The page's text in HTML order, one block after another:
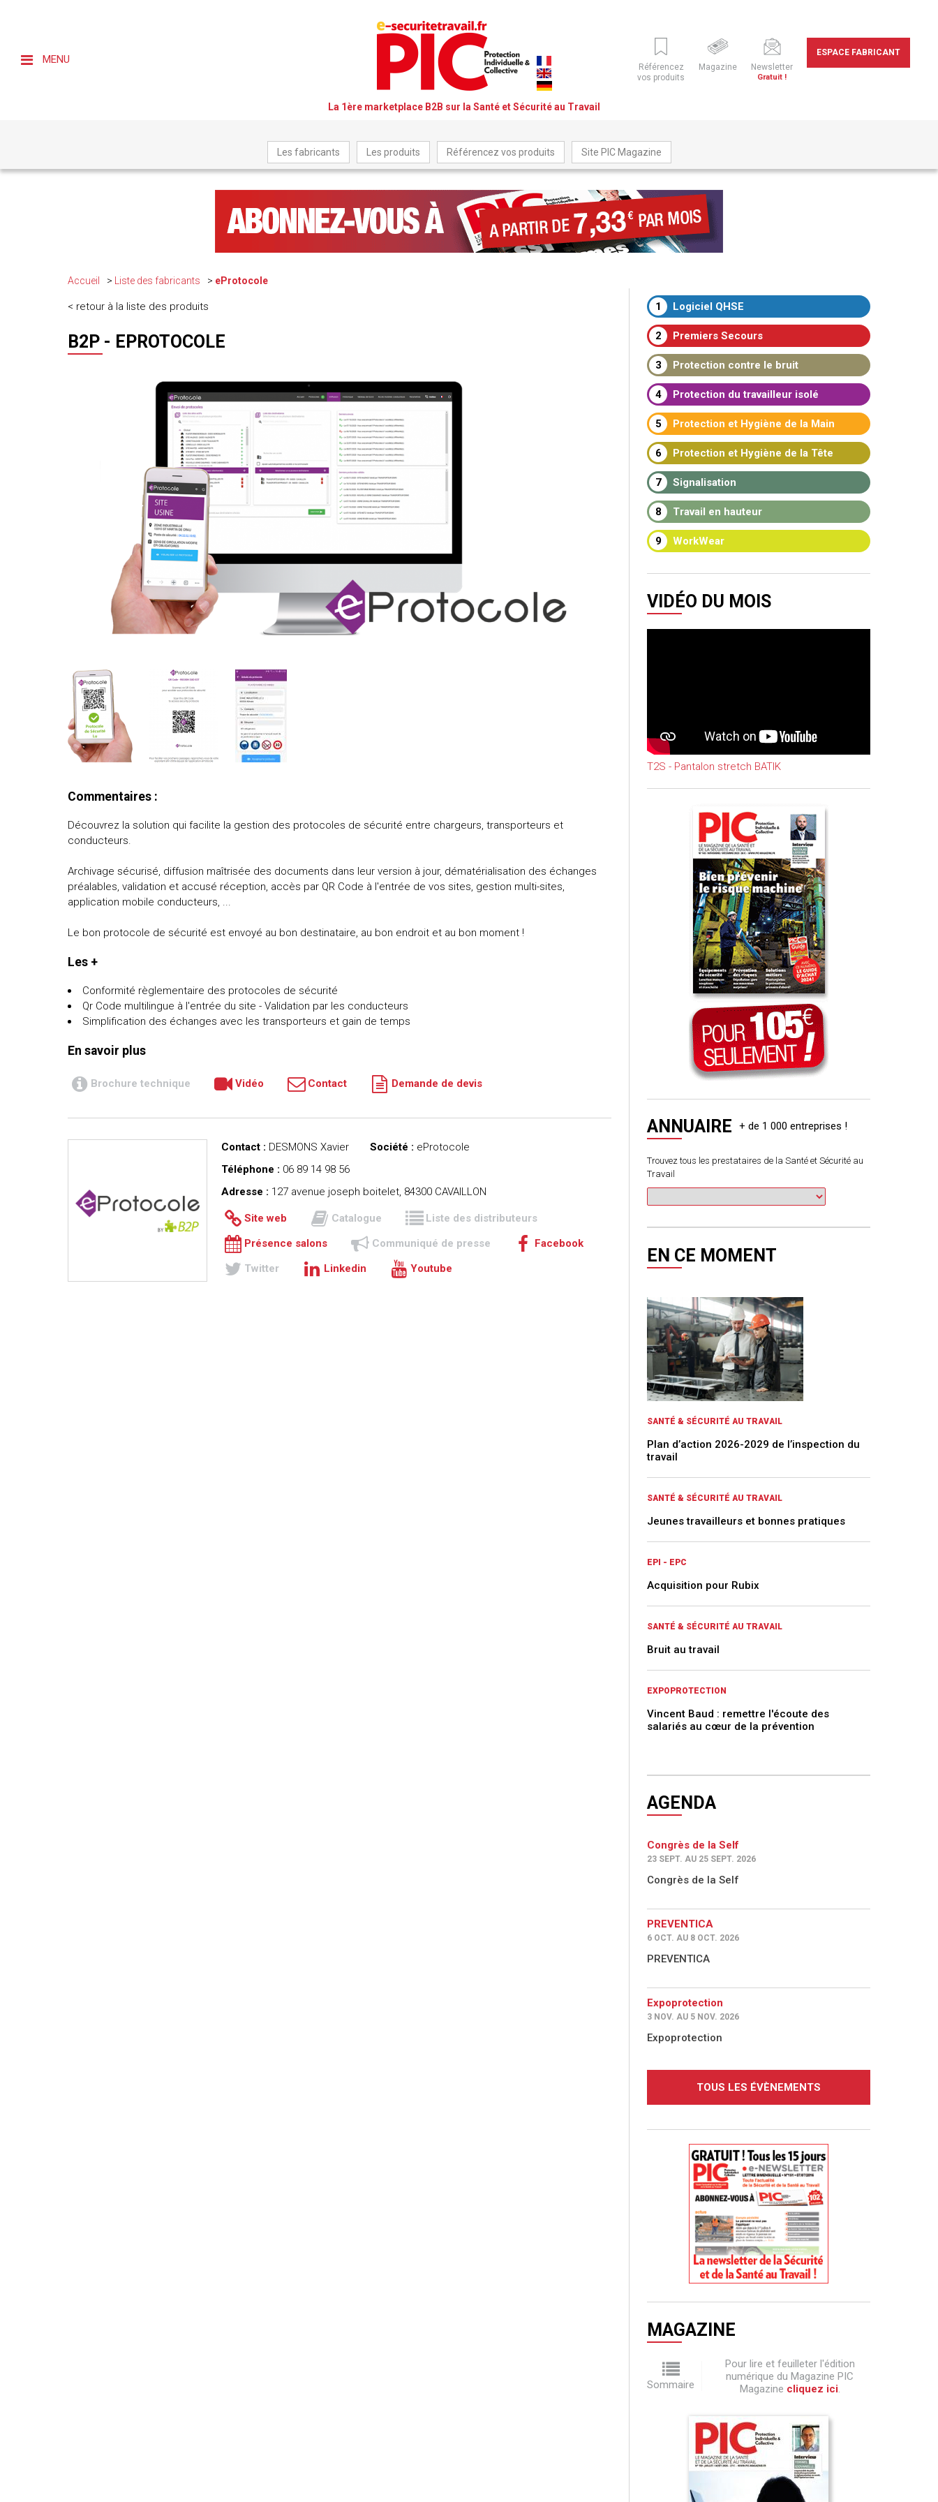
MENU
La 1ère marketplace B2B sur la Santé et Sécurité au Travail
Référencez
vos produits
Magazine Newsletter
Gratuit !
ESPACE FABRICANT
Les fabricants Les produits Référencez vos produits Site PIC Magazine
Accueil Liste des fabricants eProtocole
< retour à la liste des produits
B2P - EPROTOCOLE
Commentaires :
Découvrez la solution qui facilite la gestion des protocoles de sécurité entre chargeurs, transporteurs et
conducteurs.
Archivage sécurisé, diffusion maîtrisée des documents dans leur version à jour, dématérialisation des échanges
préalables, validation et accusé réception, accès par QR Code à l'entrée de vos sites, gestion multi-sites,
application mobile conducteurs, ...
Le bon protocole de sécurité est envoyé au bon destinataire, au bon endroit et au bon moment !
Les +
Conformité règlementaire des protocoles de sécurité
Qr Code multilingue à l'entrée du site - Validation par les conducteurs
Simplification des échanges avec les transporteurs et gain de temps
En savoir plus
Brochure technique Vidéo Contact Demande de devis
Contact : DESMONS Xavier Société : eProtocole
Téléphone : 06 89 14 98 56
Adresse : 127 avenue joseph boitelet, 84300 CAVAILLON
Site web Catalogue
Liste des distributeurs
Présence salons
Communiqué de presse
Facebook
Twitter
Linkedin Youtube
1 Logiciel QHSE
2 Premiers Secours
3 Protection contre le bruit
4 Protection du travailleur isolé
5 Protection et Hygiène de la Main
6 Protection et Hygiène de la Tête
7 Signalisation
8 Travail en hauteur
9 WorkWear
VIDÉO DU MOIS
T2S - Pantalon stretch BATIK
ANNUAIRE
Trouvez tous les prestataires de la Santé et Sécurité au
Travail
EN CE MOMENT
SANTÉ & SÉCURITÉ AU TRAVAIL
Plan d’action 2026-2029 de l’inspection du
travail
SANTÉ & SÉCURITÉ AU TRAVAIL
Jeunes travailleurs et bonnes pratiques
EPI - EPC
Acquisition pour Rubix
SANTÉ & SÉCURITÉ AU TRAVAIL
Bruit au travail
EXPOPROTECTION
Vincent Baud : remettre l'écoute des
salariés au cœur de la prévention
AGENDA
Congrès de la Self
23 SEPT. AU 25 SEPT. 2026
Congrès de la Self
PREVENTICA
6 OCT. AU 8 OCT. 2026
PREVENTICA
Expoprotection
3 NOV. AU 5 NOV. 2026
Expoprotection
TOUS LES ÉVÈNEMENTS
MAGAZINE
Sommaire
Pour lire et feuilleter l'édition
numérique du Magazine PIC
Magazine cliquez ici.